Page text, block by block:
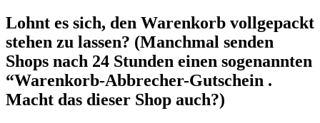
Lohnt es sich, den Warenkorb vollgepackt
stehen zu lassen? (Manchmal senden
Shops nach 24 Stunden einen sogenannten
“Warenkorb-Abbrecher-Gutschein .
Macht das dieser Shop auch?)